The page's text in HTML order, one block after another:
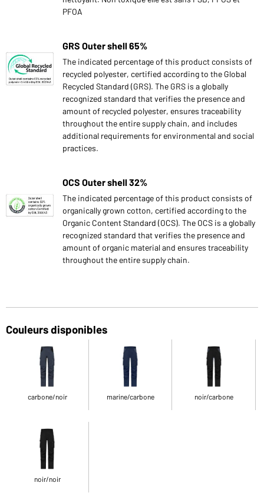
PFOA
GRS Outer shell 65%
The indicated percentage of this product consists of
recycled polyester, certified according to the Global
Recycled Standard (GRS). The GRS is a globally
recognized standard that verifies the presence and
amount of recycled polyester, ensures traceability
throughout the entire supply chain, and includes
additional requirements for environmental and social
practices.
OCS Outer shell 32%
The indicated percentage of this product consists of
organically grown cotton, certified according to the
Organic Content Standard (OCS). The OCS is a globally
recognized standard that verifies the presence and
amount of organic material and ensures traceability
throughout the entire supply chain.
Couleurs disponibles
carbone/noir marine/carbone noir/carbone
noir/noir